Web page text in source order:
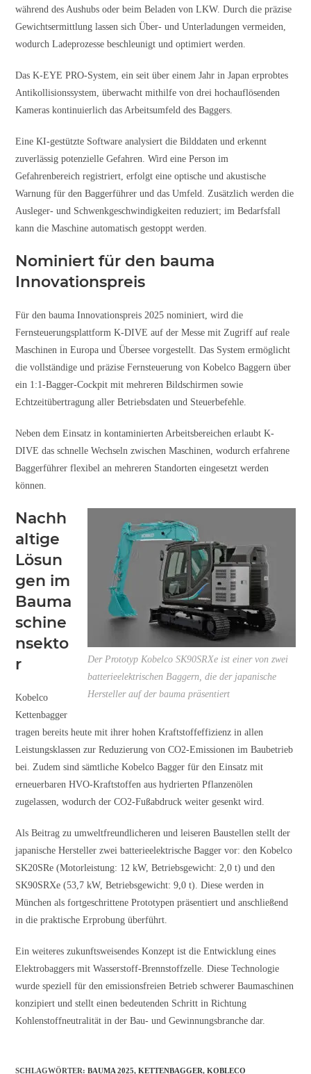
während des Aushubs oder beim Beladen von LKW. Durch die präzise
Gewichtsermittlung lassen sich Über- und Unterladungen vermeiden,
wodurch Ladeprozesse beschleunigt und optimiert werden.
Das K-EYE PRO-System, ein seit über einem Jahr in Japan erprobtes
Antikollisionssystem, überwacht mithilfe von drei hochauflösenden
Kameras kontinuierlich das Arbeitsumfeld des Baggers.
Eine KI-gestützte Software analysiert die Bilddaten und erkennt
zuverlässig potenzielle Gefahren. Wird eine Person im
Gefahrenbereich registriert, erfolgt eine optische und akustische
Warnung für den Baggerführer und das Umfeld. Zusätzlich werden die
Ausleger- und Schwenkgeschwindigkeiten reduziert; im Bedarfsfall
kann die Maschine automatisch gestoppt werden.
Nominiert für den bauma
Innovationspreis
Für den bauma Innovationspreis 2025 nominiert, wird die
Fernsteuerungsplattform K-DIVE auf der Messe mit Zugriff auf reale
Maschinen in Europa und Übersee vorgestellt. Das System ermöglicht
die vollständige und präzise Fernsteuerung von Kobelco Baggern über
ein 1:1-Bagger-Cockpit mit mehreren Bildschirmen sowie
Echtzeitübertragung aller Betriebsdaten und Steuerbefehle.
Neben dem Einsatz in kontaminierten Arbeitsbereichen erlaubt K-
DIVE das schnelle Wechseln zwischen Maschinen, wodurch erfahrene
Baggerführer flexibel an mehreren Standorten eingesetzt werden
können.
Der Prototyp Kobelco SK90SRXe ist einer von zwei
batterieelektrischen Baggern, die der japanische
Hersteller auf der bauma präsentiert
Nachh
altige
Lösun
gen im
Bauma
schine
nsekto
r
Kobelco
Kettenbagger
tragen bereits heute mit ihrer hohen Kraftstoffeffizienz in allen
Leistungsklassen zur Reduzierung von CO2-Emissionen im Baubetrieb
bei. Zudem sind sämtliche Kobelco Bagger für den Einsatz mit
erneuerbaren HVO-Kraftstoffen aus hydrierten Pflanzenölen
zugelassen, wodurch der CO2-Fußabdruck weiter gesenkt wird.
Als Beitrag zu umweltfreundlicheren und leiseren Baustellen stellt der
japanische Hersteller zwei batterieelektrische Bagger vor: den Kobelco
SK20SRe (Motorleistung: 12 kW, Betriebsgewicht: 2,0 t) und den
SK90SRXe (53,7 kW, Betriebsgewicht: 9,0 t). Diese werden in
München als fortgeschrittene Prototypen präsentiert und anschließend
in die praktische Erprobung überführt.
Ein weiteres zukunftsweisendes Konzept ist die Entwicklung eines
Elektrobaggers mit Wasserstoff-Brennstoffzelle. Diese Technologie
wurde speziell für den emissionsfreien Betrieb schwerer Baumaschinen
konzipiert und stellt einen bedeutenden Schritt in Richtung
Kohlenstoffneutralität in der Bau- und Gewinnungsbranche dar.
SCHLAGWÖRTER:BAUMA 2025, KETTENBAGGER, KOBLECO